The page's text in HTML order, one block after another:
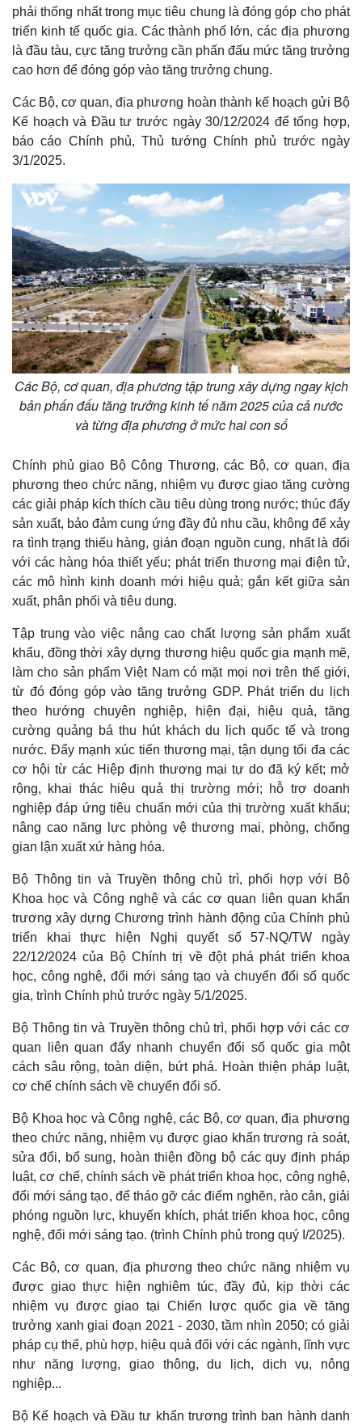
Kinh tế
Bất động sản
Khởi nghiệp
Thị trường
Giá vàng
Tiêu dùng
Tỷ giá
Chứng khoán
Giá cà phê
Pháp luật
Vụ án
Tin nóng
Tư vấn luật
Quân sự - Quốc phòng
Vũ khí
Việt Nam
Phân tích
Bóng đá
Lịch thi đấu bóng đá
Thế giới thể thao
eSports
Hậu trường
Ô tô
Xe máy
Tư vấn
phải thống nhất trong mục tiêu chung là đóng góp cho phát
triển kinh tế quốc gia. Các thành phố lớn, các địa phương
là đầu tàu, cực tăng trưởng cần phấn đấu mức tăng trưởng
cao hơn để đóng góp vào tăng trưởng chung.
Các Bộ, cơ quan, địa phương hoàn thành kế hoạch gửi Bộ
Kế hoạch và Đầu tư trước ngày 30/12/2024 để tổng hợp,
báo cáo Chính phủ, Thủ tướng Chính phủ trước ngày
3/1/2025.
Các Bộ, cơ quan, địa phương tập trung xây dựng ngay kịch
bản phấn đấu tăng trưởng kinh tế năm 2025 của cả nước
và từng địa phương ở mức hai con số
Chính phủ giao Bộ Công Thương, các Bộ, cơ quan, địa
phương theo chức năng, nhiệm vụ được giao tăng cường
các giải pháp kích thích cầu tiêu dùng trong nước; thúc đẩy
sản xuất, bảo đảm cung ứng đầy đủ nhu cầu, không để xảy
ra tình trạng thiếu hàng, gián đoạn nguồn cung, nhất là đối
với các hàng hóa thiết yếu; phát triển thương mại điện tử,
các mô hình kinh doanh mới hiệu quả; gắn kết giữa sản
xuất, phân phối và tiêu dung.
Tập trung vào việc nâng cao chất lượng sản phẩm xuất
khẩu, đồng thời xây dựng thương hiệu quốc gia mạnh mẽ,
làm cho sản phẩm Việt Nam có mặt mọi nơi trên thế giới,
từ đó đóng góp vào tăng trưởng GDP. Phát triển du lịch
theo hướng chuyên nghiệp, hiện đại, hiệu quả, tăng
cường quảng bá thu hút khách du lịch quốc tế và trong
nước. Đẩy mạnh xúc tiến thương mại, tận dụng tối đa các
cơ hội từ các Hiệp định thương mại tự do đã ký kết; mở
rộng, khai thác hiệu quả thị trường mới; hỗ trợ doanh
nghiệp đáp ứng tiêu chuẩn mới của thị trường xuất khẩu;
nâng cao năng lực phòng vệ thương mại, phòng, chống
gian lận xuất xứ hàng hóa.
Bộ Thông tin và Truyền thông chủ trì, phối hợp với Bộ
Khoa học và Công nghệ và các cơ quan liên quan khẩn
trương xây dựng Chương trình hành động của Chính phủ
triển khai thực hiện Nghị quyết số 57-NQ/TW ngày
22/12/2024 của Bộ Chính trị về đột phá phát triển khoa
học, công nghệ, đổi mới sáng tạo và chuyển đổi số quốc
gia, trình Chính phủ trước ngày 5/1/2025.
Bộ Thông tin và Truyền thông chủ trì, phối hợp với các cơ
quan liên quan đẩy nhanh chuyển đổi số quốc gia một
cách sâu rộng, toàn diện, bứt phá. Hoàn thiện pháp luật,
cơ chế chính sách về chuyển đổi số.
Bộ Khoa học và Công nghệ, các Bộ, cơ quan, địa phương
theo chức năng, nhiệm vụ được giao khẩn trương rà soát,
sửa đổi, bổ sung, hoàn thiện đồng bộ các quy định pháp
luật, cơ chế, chính sách về phát triển khoa học, công nghệ,
đổi mới sáng tạo, để tháo gỡ các điểm nghẽn, rào cản, giải
phóng nguồn lực, khuyến khích, phát triển khoa học, công
nghệ, đổi mới sáng tạo. (trình Chính phủ trong quý I/2025).
Các Bộ, cơ quan, địa phương theo chức năng nhiệm vụ
được giao thực hiện nghiêm túc, đầy đủ, kịp thời các
nhiệm vụ được giao tại Chiến lược quốc gia về tăng
trưởng xanh giai đoạn 2021 - 2030, tầm nhìn 2050; có giải
pháp cụ thể, phù hợp, hiệu quả đối với các ngành, lĩnh vực
như năng lượng, giao thông, du lịch, dịch vụ, nông
nghiệp...
Bộ Kế hoạch và Đầu tư khẩn trương trình ban hành danh